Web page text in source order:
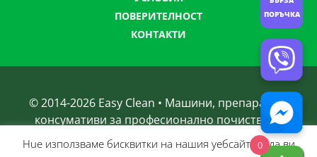
ПОВЕРИТЕЛНОСТ
КОНТАКТИ
© 2014-2026 Easy Clean • Машини, препарати и
консумативи за професионално почистване
Нue използвамe бисквитки на нашия уебсайт, за да ви
0
ПОРЪЧКА